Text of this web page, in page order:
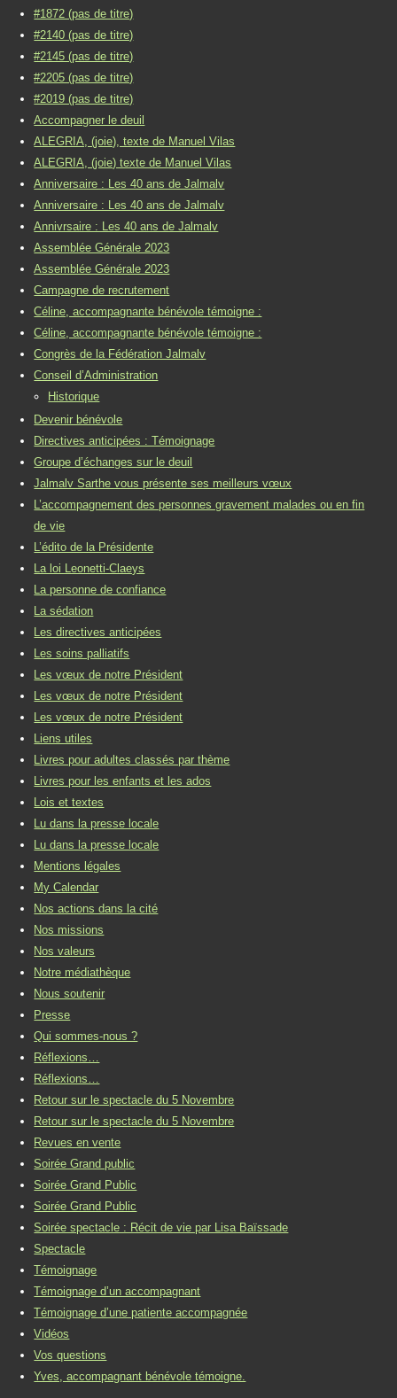
#1872 (pas de titre)
#2140 (pas de titre)
#2145 (pas de titre)
#2205 (pas de titre)
#2019 (pas de titre)
Accompagner le deuil
ALEGRIA, (joie), texte de Manuel Vilas
ALEGRIA, (joie) texte de Manuel Vilas
Anniversaire : Les 40 ans de Jalmalv
Anniversaire : Les 40 ans de Jalmalv
Annivrsaire : Les 40 ans de Jalmalv
Assemblée Générale 2023
Assemblée Générale 2023
Campagne de recrutement
Céline, accompagnante bénévole témoigne :
Céline, accompagnante bénévole témoigne :
Congrès de la Fédération Jalmalv
Conseil d’Administration
Historique
Devenir bénévole
Directives anticipées : Témoignage
Groupe d’échanges sur le deuil
Jalmalv Sarthe vous présente ses meilleurs vœux
L’accompagnement des personnes gravement malades ou en fin
de vie
L’édito de la Présidente
La loi Leonetti-Claeys
La personne de confiance
La sédation
Les directives anticipées
Les soins palliatifs
Les vœux de notre Président
Les vœux de notre Président
Les vœux de notre Président
Liens utiles
Livres pour adultes classés par thème
Livres pour les enfants et les ados
Lois et textes
Lu dans la presse locale
Lu dans la presse locale
Mentions légales
My Calendar
Nos actions dans la cité
Nos missions
Nos valeurs
Notre médiathèque
Nous soutenir
Presse
Qui sommes-nous ?
Réflexions…
Réflexions…
Retour sur le spectacle du 5 Novembre
Retour sur le spectacle du 5 Novembre
Revues en vente
Soirée Grand public
Soirée Grand Public
Soirée Grand Public
Soirée spectacle : Récit de vie par Lisa Baïssade
Spectacle
Témoignage
Témoignage d’un accompagnant
Témoignage d’une patiente accompagnée
Vidéos
Vos questions
Yves, accompagnant bénévole témoigne.